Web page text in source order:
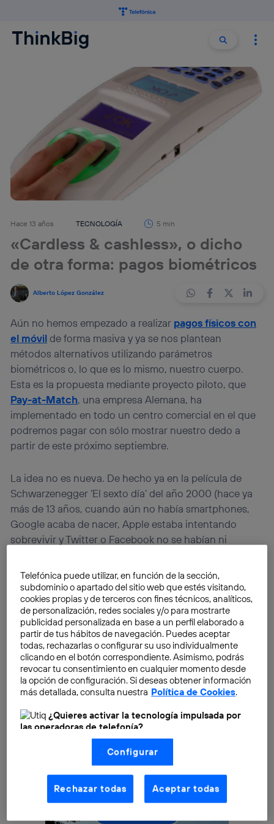
Buscar
Hace 13 años TECNOLOGÍA 5 min
«Cardless & cashless», o dicho
de otra forma: pagos biométricos
Alberto López González
Aún no hemos empezado a realizar pagos físicos con
el móvilde forma masiva y ya se nos plantean
métodos alternativos utilizando parámetros
biométricos o, lo que es lo mismo, nuestro cuerpo.
Esta es la propuesta mediante proyecto piloto, que
Pay-at-Match, una empresa Alemana, ha
implementado en todo un centro comercial en el que
podremos pagar con sólo mostrar nuestro dedo a
partir de este próximo septiembre.
La idea no es nueva. De hecho ya en la película de
Schwarzenegger ‘El sexto día’ del año 2000 (hace ya
más de 13 años, cuando aún no había smartphones,
Google acaba de nacer, Apple estaba intentando
sobrevivir y Twitter o Facebook no se habían ni
taxi simplemente con su dedo. Pero analicemos
brevemente, las posibilidades reales, las ventajas e
inconvenientes que un sistema de pago biométrico
puede tener.
Telefónica puede utilizar, en función de la sección,
subdominio o apartado del sitio web que estés visitando,
cookies propias y de terceros con fines técnicos, analíticos,
de personalización, redes sociales y/o para mostrarte
publicidad personalizada en base a un perfil elaborado a
partir de tus hábitos de navegación. Puedes aceptar
todas, rechazarlas o configurar su uso individualmente
clicando en el botón correspondiente. Asimismo, podrás
revocar tu consentimiento en cualquier momento desde
la opción de configuración. Si deseas obtener información
más detallada, consulta nuestra Política de Cookies.
¿Quieres activar la tecnología impulsada por
las operadoras de telefonía?
Nosotros, Telefónica S.A., utilizamos la tecnología Utiq para
realizar nuestras acciones de marketing digital o análisis
(como se describe en este aviso de consentimiento)
basadas en tu navegación en nuestra(s) web(s)
aquí(solo cuando utilizas una conexión a
internet habilitada , proporcionada por una de las
operadoras de telefonía participantes, y otorgas tu
Configurar
Rechazar todas Aceptar todas